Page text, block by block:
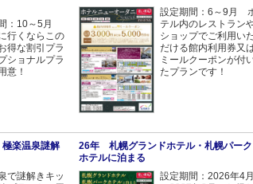
：10～5月
行くならこの
得な割引プラ
ショナルプラ
意！
設定期間：6～9月
テル内のレストラン
ショップでご利用い
だける館内利用券又
ミールクーポンが付
たプランです！
楽温泉謎解
26年 札幌グランドホテル・札幌パーク
ホテルに泊まる
で謎解きキッ
設定期間：2026年4月